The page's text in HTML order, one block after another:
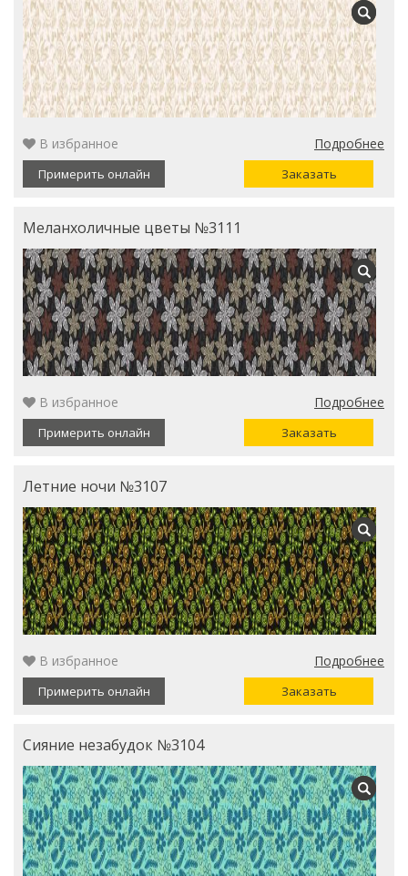
В избранное Подробнее
Примерить онлайн Заказать
Меланхоличные цветы №3111
В избранное Подробнее
Примерить онлайн Заказать
Летние ночи №3107
В избранное Подробнее
Примерить онлайн Заказать
Сияние незабудок №3104